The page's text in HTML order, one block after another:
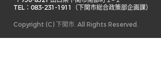
TEL：083-231-1911（下関市総合政策部企画課）
Copyright (C) 下関市. All Rights Reserved.